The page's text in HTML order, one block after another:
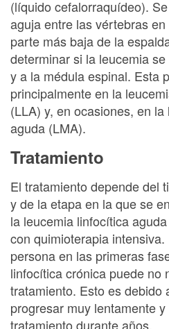
(líquido cefalorraquídeo).
aguja entre las vértebras
parte más baja de la
determinar si la leucemia
y a la médula espinal. Esta
principalmente en la
(LLA) y, en ocasiones, en
aguda (LMA).
Tratamiento
El tratamiento depende del
y de la etapa en la que se
la leucemia linfocítica
con quimioterapia
persona en las primeras
linfocítica crónica puede no
tratamiento. Esto es debido
progresar muy lentamente
tratamiento durante años.